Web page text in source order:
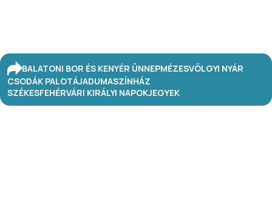
BALATONI BOR ÉS KENYÉR ÜNNEPMÉZESVÖLGYI NYÁR
CSODÁK PALOTÁJADUMASZÍNHÁZ
SZÉKESFEHÉRVÁRI KIRÁLYI NAPOKJEGYEK